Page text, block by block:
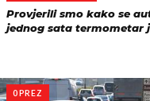
Provjerili smo kako se
jednog sata termometar
OPREZ